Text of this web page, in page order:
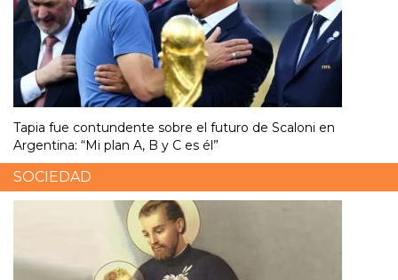
Tapia fue contundente sobre el futuro de Scaloni en
Argentina: “Mi plan A, B y C es él”
SOCIEDAD